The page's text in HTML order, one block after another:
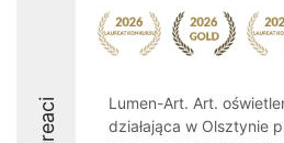
Lumen-Art. Art.
działająca w Olsztynie